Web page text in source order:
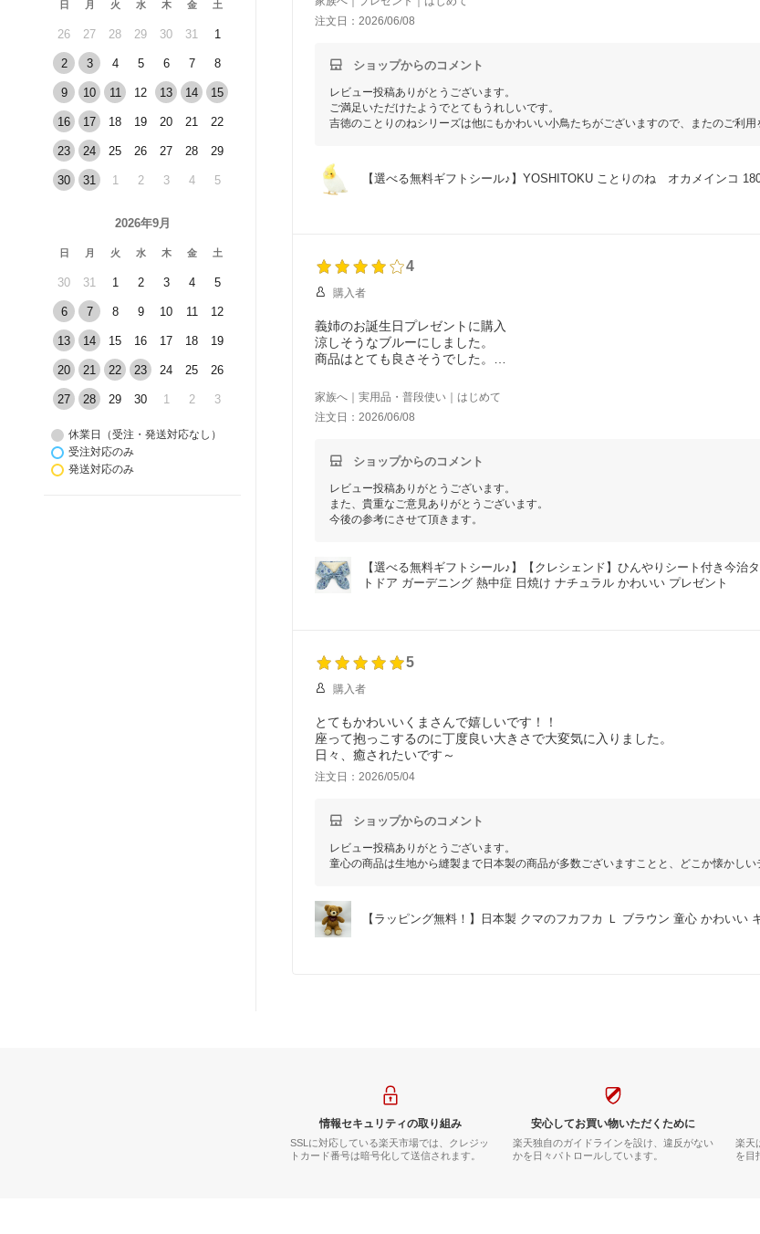
日 月 火 水 木 金 土
26 27 28 29 30 31 1
2 3 4 5 6 7 8
9 10 11 12 13 14 15
16 17 18 19 20 21 22
23 24 25 26 27 28 29
30 31 1 2 3 4 5
2026年9月
日 月 火 水 木 金 土
30 31 1 2 3 4 5
6 7 8 9 10 11 12
13 14 15 16 17 18 19
20 21 22 23 24 25 26
27 28 29 30 1 2 3
休業日（受注・発送対応なし）
受注対応のみ
発送対応のみ
注文日：2026/06/08
ショップからのコメント
レビュー投稿ありがとうございます。
ご満足いただけたようでとてもうれしいです。
吉徳のことりのねシリーズは他にもかわいい小鳥たちがございますので、またのご利用
【選べる無料ギフトシール♪】YOSHITOKU ことりのね　オカメインコ
4
購入者
義姉のお誕生日プレゼントに購入
涼しそうなブルーにしました。
商品はとても良さそうでした。
家族へ｜実用品・普段使い｜はじめて
注文日：2026/06/08
ショップからのコメント
レビュー投稿ありがとうございます。
また、貴重なご意見ありがとうございます。
今後の参考にさせて頂きます。
【選べる無料ギフトシール♪】【クレシェンド】ひんやりシート付き今
トドア ガーデニング 熱中症 日焼け ナチュラル かわいい プレゼント
5
購入者
とてもかわいいくまさんで嬉しいです！！
座って抱っこするのに丁度良い大きさで大変気に入りました。
日々、癒されたいです～
注文日：2026/05/04
ショップからのコメント
レビュー投稿ありがとうございます。
童心の商品は生地から縫製まで日本製の商品が多数ございますことと、どこか懐かし
【ラッピング無料！】日本製 クマのフカフカ Ｌ ブラウン 童心 かわいい
情報セキュリティの取り組み
SSLに対応している楽天市場では、クレジッ
トカード番号は暗号化して送信されます。
安心してお買い物いただくために
楽天独自のガイドラインを設け、違反がない
かを日々パトロールしています。
楽天
を目